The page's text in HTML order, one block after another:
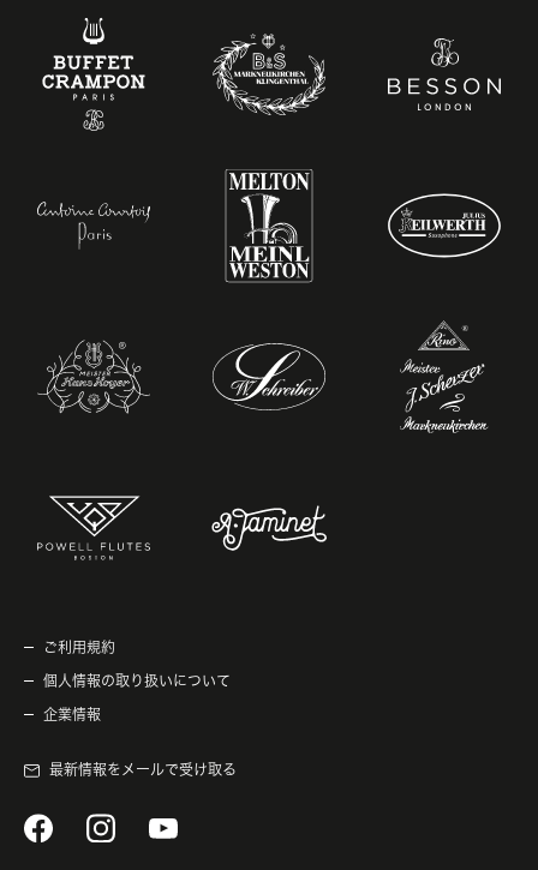
ご利用規約
個人情報の取り扱いについて
企業情報
最新情報をメールで受け取る